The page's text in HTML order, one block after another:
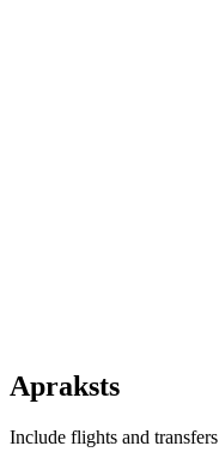
Apraksts
Include flights and transfers